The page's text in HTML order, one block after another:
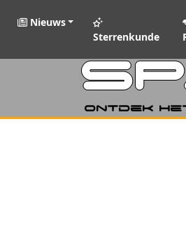
Nieuws
Sterrenkunde
Ontdek